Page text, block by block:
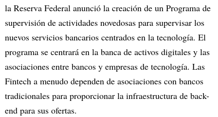
la Reserva Federal anunció la creación de un Programa de
supervisión de actividades novedosas para supervisar los
nuevos servicios bancarios centrados en la tecnología. El
programa se centrará en la banca de activos digitales y las
asociaciones entre bancos y empresas de tecnología. Las
Fintech a menudo dependen de asociaciones con bancos
tradicionales para proporcionar la infraestructura de back-
end para sus ofertas.